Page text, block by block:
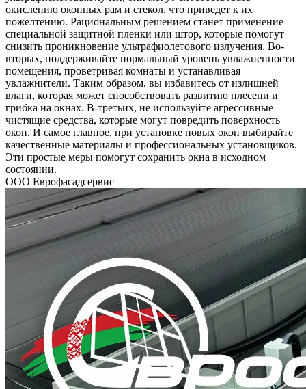
окислению оконных рам и стекол, что приведет к их
пожелтению. Рациональным решением станет применение
специальной защитной пленки или штор, которые помогут
снизить проникновение ультрафиолетового излучения. Во-
вторых, поддерживайте нормальный уровень увлажненности
помещения, проветривая комнаты и устанавливая
увлажнители. Таким образом, вы избавитесь от излишней
влаги, которая может способствовать развитию плесени и
грибка на окнах. В-третьих, не используйте агрессивные
чистящие средства, которые могут повредить поверхность
окон. И самое главное, при установке новых окон выбирайте
качественные материалы и профессиональных установщиков.
Эти простые меры помогут сохранить окна в исходном
состоянии.
ООО Еврофасадсервис